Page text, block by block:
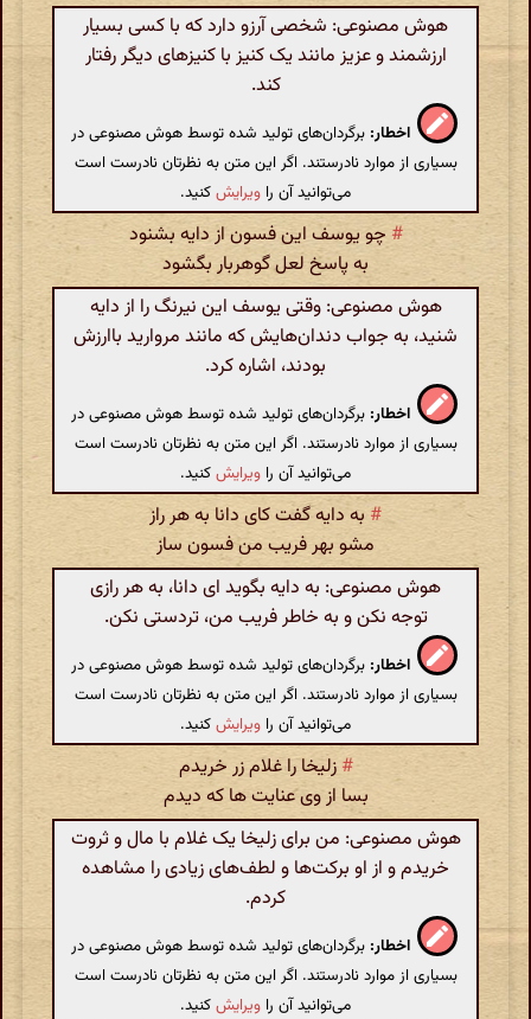
هوش مصنوعی: شخصی آرزو دارد که با کسی بسیار
ارزشمند و عزیز مانند یک کنیز با کنیزهای دیگر رفتار
کند.
اخطار: برگردان‌های تولید شده توسط هوش مصنوعی در
بسیاری از موارد نادرستند. اگر این متن به نظرتان نادرست است
می‌توانید آن را ویرایشکنید.
# چو یوسف این فسون از دایه بشنود
به پاسخ لعل گوهربار بگشود
هوش مصنوعی: وقتی یوسف این نیرنگ را از دایه
شنید، به جواب دندان‌هایش که مانند مروارید باارزش
بودند، اشاره کرد.
اخطار: برگردان‌های تولید شده توسط هوش مصنوعی در
بسیاری از موارد نادرستند. اگر این متن به نظرتان نادرست است
می‌توانید آن را ویرایشکنید.
# به دایه گفت کای دانا به هر راز
مشو بهر فریب من فسون ساز
هوش مصنوعی: به دایه بگوید ای دانا، به هر رازی
توجه نکن و به خاطر فریب من، تردستی نکن.
اخطار: برگردان‌های تولید شده توسط هوش مصنوعی در
بسیاری از موارد نادرستند. اگر این متن به نظرتان نادرست است
می‌توانید آن را ویرایشکنید.
#زلیخا را غلام زر خریدم
بسا از وی عنایت ها که دیدم
هوش مصنوعی: من برای زلیخا یک غلام با مال و ثروت
خریدم و از او برکت‌ها و لطف‌های زیادی را مشاهده
کردم.
اخطار: برگردان‌های تولید شده توسط هوش مصنوعی در
بسیاری از موارد نادرستند. اگر این متن به نظرتان نادرست است
می‌توانید آن را ویرایشکنید.